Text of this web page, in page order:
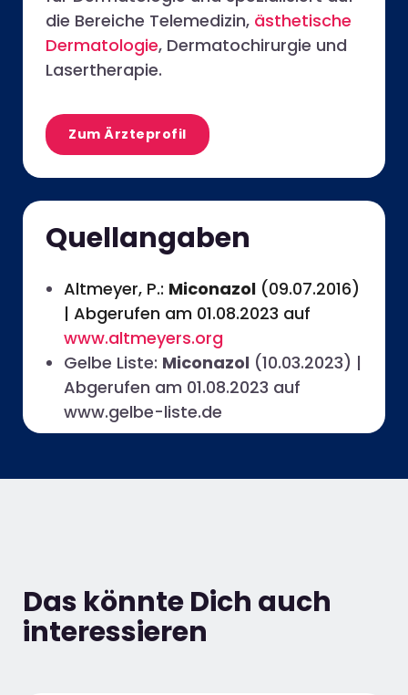
die Bereiche Telemedizin, ästhetische
Dermatologie, Dermatochirurgie und
Lasertherapie.
Zum Ärzteprofil
Quellangaben
Altmeyer, P.: Miconazol (09.07.2016)
| Abgerufen am 01.08.2023 auf
www.altmeyers.org
Gelbe Liste: Miconazol (10.03.2023) |
Abgerufen am 01.08.2023 auf
www.gelbe-liste.de
Das könnte Dich auch
interessieren